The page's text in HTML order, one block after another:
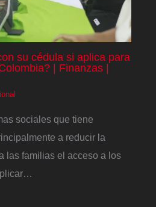
su cédula si aplica para
| Finanzas |
sociales que tiene
a reducir la
las familias el acceso a los